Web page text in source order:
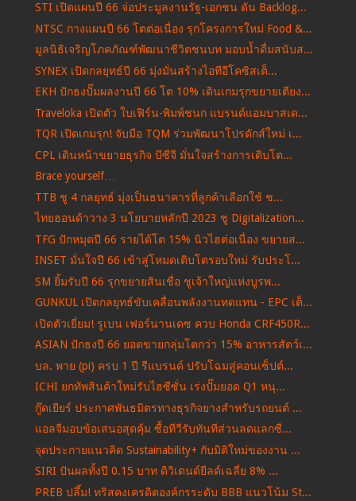
STI เปิดแผนปี 66 จ่อประมูลงานรัฐ-เอกชน ดัน Backlog...
NTSC กางแผนปี 66 โตต่อเนื่อง รุกโครงการใหม่ Food &...
มูลนิธิเจริญโภคภัณฑ์พัฒนาชีวิตชนบท มอบน้ำดื่มสนับส...
SYNEX เปิดกลยุทธ์ปี 66 มุ่งมั่นสร้างไอทีอีโคซิสเต็...
EKH ปักธงปั๊มผลงานปี 66 โต 10% เดินเกมรุกขยายเตียง...
Traveloka เปิดตัว ใบเฟิร์น-พิมพ์ชนก แบรนด์แอมบาสเด...
TQR เปิดเกมรุก! จับมือ TQM ร่วมพัฒนาโปรดักส์ใหม่ เ...
CPL เดินหน้าขยายธุรกิจ บีซีจี มั่นใจสร้างการเติบโต...
Brace yourself…
TTB ชู 4 กลยุทธ์ มุ่งเป็นธนาคารที่ลูกค้าเลือกใช้ ช...
ไทยฮอนด้าวาง 3 นโยบายหลักปี 2023 ชู Digitalization...
TFG ปักหมุดปี 66 รายได้โต 15% นิวไฮต่อเนื่อง ขยายส...
INSET มั่นใจปี 66 เข้าสู่โหมดเติบโตรอบใหม่ รับประโ...
SM ยิ้มรับปี 66 รุกขยายสินเชื่อ ชูเจ้าใหญ่แห่งบูรพ...
GUNKUL เปิดกลยุทธ์ขับเคลื่อนพลังงานทดแทน - EPC เต็...
เปิดตัวเยี่ยม! รูเบน เฟอร์นานเดซ ควบ Honda CRF450R...
ASIAN ปักธงปี 66 ยอดขายกลุ่มโตกว่า 15% อาหารสัตว์เ...
บล. พาย (pi) ครบ 1 ปี รีแบรนด์ ปรับโฉมสู่คอนเซ็ปต์...
ICHI ยกทัพสินค้าใหม่รับไฮซีซั่น เร่งปั๊มยอด Q1 หนุ...
กู๊ดเยียร์ ประกาศพันธมิตรทางธุรกิจยางสำหรับรถยนต์ ...
แอลจีมอบข้อเสนอสุดคุ้ม ซื้อทีวีรับทันทีส่วนลดแลกซื...
จุดประกายแนวคิด Sustainability+ กับมิติใหม่ของงาน ...
SIRI ปันผลทั้งปี 0.15 บาท ดิวิเดนด์ยีลด์เฉลี่ย 8% ...
PREB ปลึ้ม! ทริสคงเครดิตองค์กรระดับ BBB แนวโน้ม St...